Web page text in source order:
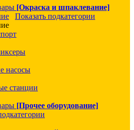
[Окраска и шпаклевание]
Показать подкатегории
насосы
станции
[Прочее оборудование]